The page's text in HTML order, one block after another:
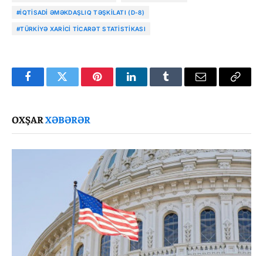
#İQTISADI ƏMƏKDAŞLIQ TƏŞKILATI (D-8)
#TÜRKIYƏ XARICI TICARƏT STATISTIKASI
FacebookTwitter PinterestLinkedInTumblr Email
Copy
OXŞARXƏBƏRƏR